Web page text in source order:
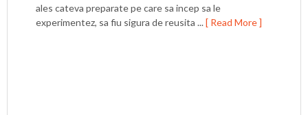
ales cateva preparate pe care sa incep sa le
experimentez, sa fiu sigura de reusita ...[ Read More ]